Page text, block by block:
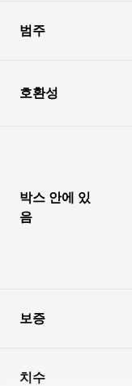
범주
호환성
박스 안에 있
음
보증
치수